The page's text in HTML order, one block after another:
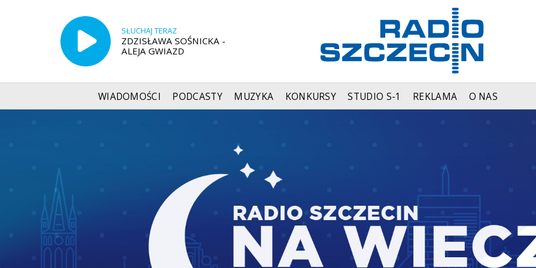
SŁUCHAJ TERAZ
ZDZISŁAWA SOŚNICKA -
ALEJA GWIAZD
WIADOMOŚCI PODCASTY MUZYKA KONKURSY STUDIO S-1 REKLAMA O NAS